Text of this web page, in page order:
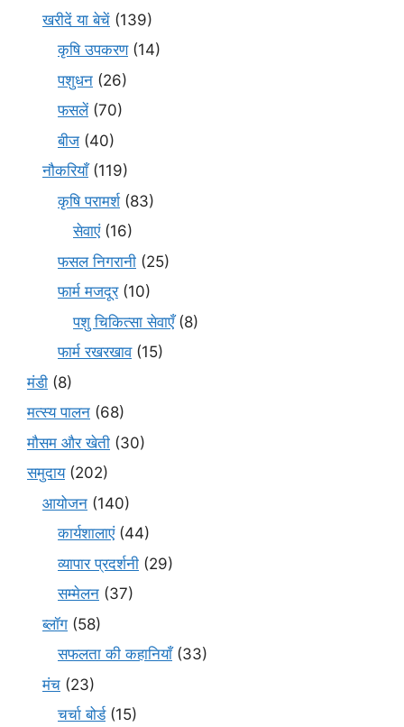
खरीदें या बेचें (139)
कृषि उपकरण(14)
पशुधन (26)
फसलें(70)
बीज (40)
नौकरियाँ(119)
कृषि परामर्श(83)
सेवाएं(16)
फसल निगरानी (25)
फार्म मजदूर(10)
पशु चिकित्सा सेवाएँ(8)
फार्म रखरखाव(15)
मंडी (8)
मत्स्य पालन (68)
मौसम और खेती (30)
समुदाय(202)
आयोजन (140)
कार्यशालाएं(44)
व्यापार प्रदर्शनी (29)
सम्मेलन (37)
ब्लॉग (58)
सफलता की कहानियाँ(33)
मंच (23)
चर्चा बोर्ड(15)